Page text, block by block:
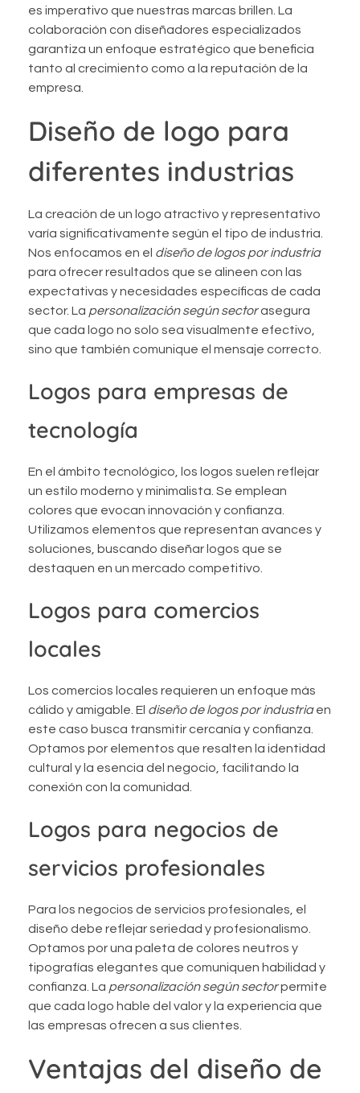
es imperativo que nuestras marcas brillen. La
colaboración con diseñadores especializados
garantiza un enfoque estratégico que beneficia
tanto al crecimiento como a la reputación de la
empresa.
Diseño de logo para
diferentes industrias
La creación de un logo atractivo y representativo
varía significativamente según el tipo de industria.
Nos enfocamos en el diseño de logos por industria
para ofrecer resultados que se alineen con las
expectativas y necesidades específicas de cada
sector. La personalización según sectorasegura
que cada logo no solo sea visualmente efectivo,
sino que también comunique el mensaje correcto.
Logos para empresas de
tecnología
En el ámbito tecnológico, los logos suelen reflejar
un estilo moderno y minimalista. Se emplean
colores que evocan innovación y confianza.
Utilizamos elementos que representan avances y
soluciones, buscando diseñar logos que se
destaquen en un mercado competitivo.
Logos para comercios
locales
Los comercios locales requieren un enfoque más
cálido y amigable. El diseño de logos por industriaen
este caso busca transmitir cercanía y confianza.
Optamos por elementos que resalten la identidad
cultural y la esencia del negocio, facilitando la
conexión con la comunidad.
Logos para negocios de
servicios profesionales
Para los negocios de servicios profesionales, el
diseño debe reflejar seriedad y profesionalismo.
Optamos por una paleta de colores neutros y
tipografías elegantes que comuniquen habilidad y
confianza. La personalización según sectorpermite
que cada logo hable del valor y la experiencia que
las empresas ofrecen a sus clientes.
Ventajas del diseño de